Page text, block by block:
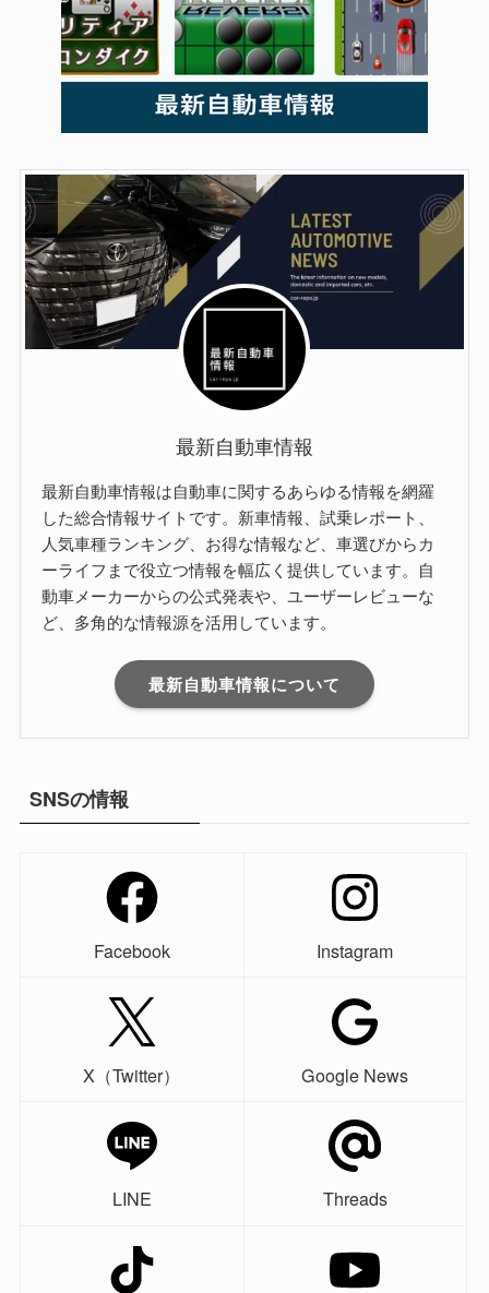
最新自動車情報
最新自動車情報は自動車に関するあらゆる情報を網羅
した総合情報サイトです。新車情報、試乗レポート、
人気車種ランキング、お得な情報など、車選びからカ
ーライフまで役立つ情報を幅広く提供しています。自
動車メーカーからの公式発表や、ユーザーレビューな
ど、多角的な情報源を活用しています。
最新自動車情報について
SNSの情報
Facebook Instagram
X（Twitter） Google News
LINE Threads